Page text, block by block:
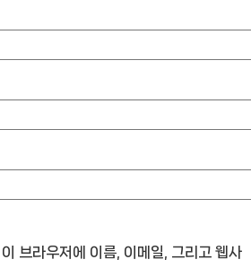
브라우저에 이름, 이메일, 그리고 웹사